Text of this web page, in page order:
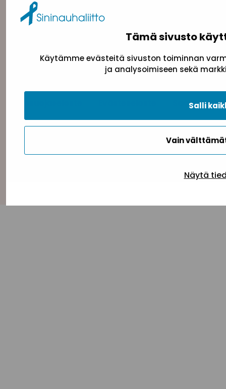
Tämä sivusto
Käytämme evästeitä sivuston toiminnan
ja analysoimiseen sekä
Vain
Salli
Näytä